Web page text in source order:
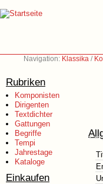
Navigation: Klassika /
Rubriken
Komponisten
Dirigenten
Textdichter
Gattungen
Begriffe
Tempi
Jahrestage
Kataloge
Einkaufen